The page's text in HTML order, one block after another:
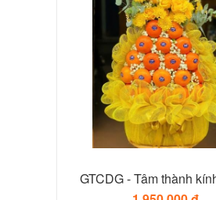
GTCDG - Tâm thành